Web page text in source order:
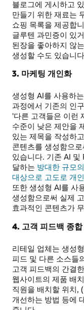
블로그에 게시하고
만들기 위한 재료는
쇼핑 목록을 제공합
글루텐 과민증이 있
된장을 좋아하지 않
생성할 수도 있습니
3. 마케팅 개인화
생성형 AI를 사용하
과정에서 기존의 인
'다른 고객들은 이런
수준이 낮은 제안을
있는 제목을 작성하
콘텐츠를 생성함으
있습니다. 기존 AI 및
달하는 방대한 규모
대상으로 고도로 개
또한 생성형 AI를 사
생성함으로써 실제
효과적인 콘텐츠가
4. 고객 피드백 종합
리테일 업체는 생성
피드 및 다른 소스들
고객 피드백의 간결
웹사이트의 제품 배
직원을 배치할 위치,
개선하는 방법 등에